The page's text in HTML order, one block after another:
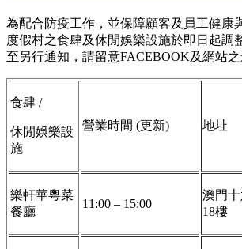
為配合防疫工作，並保障顧客及員工健康
度假村之食肆及休閒娛樂設施於即日起調
至另行通知，請留意FACEBOOK及網站之
食肆 /
休閒娛樂設
施
營業時間 (更新) 地址
樂軒華粵菜
餐廳
11:00 – 15:00
澳門
18樓